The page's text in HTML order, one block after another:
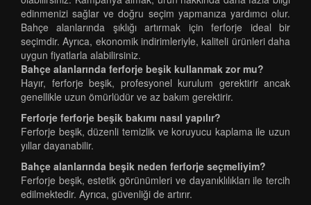
edinmenizi sağlar ve doğru seçim yapmanıza yardımcı olur.
Bahçe alanlarında şıklığı artırmak için ferforje ideal bir
seçimdir. Ayrıca, ekonomik indirimleriyle, kaliteli ürünleri daha
uygun fiyatlarla alabilirsiniz.
Bahçe alanlarında ferforje beşik kullanmak zor mu?
Hayır, ferforje beşik, profesyonel kurulum gerektirir ancak
genellikle uzun ömürlüdür ve az bakım gerektirir.
Ferforje ferforje beşik bakımı nasıl yapılır?
Ferforje beşik, düzenli temizlik ve koruyucu kaplama ile uzun
yıllar dayanabilir.
Bahçe alanlarında beşik neden ferforje seçmeliyim?
Ferforje beşik, estetik görünümleri ve dayanıklılıkları ile tercih
edilmektedir. Ayrıca, güvenliği de artırır.